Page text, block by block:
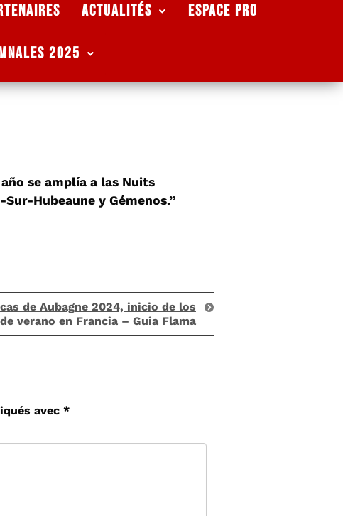
Actualités ESPACE PRO
2025
se amplía a las Nuits
Hubeaune y Gémenos.”
de Aubagne 2024, inicio de los
verano en Francia – Guia Flama
avec *